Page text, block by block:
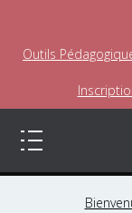
Outils